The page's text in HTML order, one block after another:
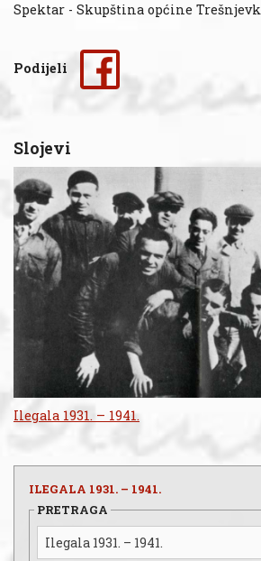
Spektar - Skupština općine
Podijeli
Slojevi
Ilegala 1931. – 1941.
ILEGALA 1931. – 1941.
PRETRAGA